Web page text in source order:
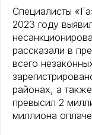
Специалисты
2023 году
рассказали в
всего
районах, а
превысил 2
миллиона